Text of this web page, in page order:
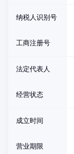
纳税人识别号
工商注册号
法定代表人
经营状态
成立时间
营业期限